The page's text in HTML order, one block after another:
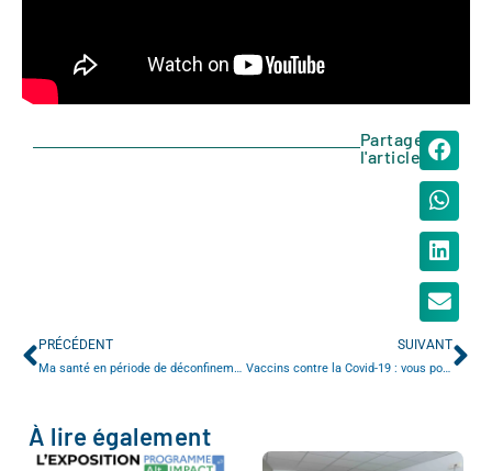
Partager
l'article
PRÉCÉDENT
Ma santé en période de déconfinement #9 : les gestes barrières
SUIVANT
Vaccins contre la Covid-19 : vous pouvez être volontaire au CHU
À lire également